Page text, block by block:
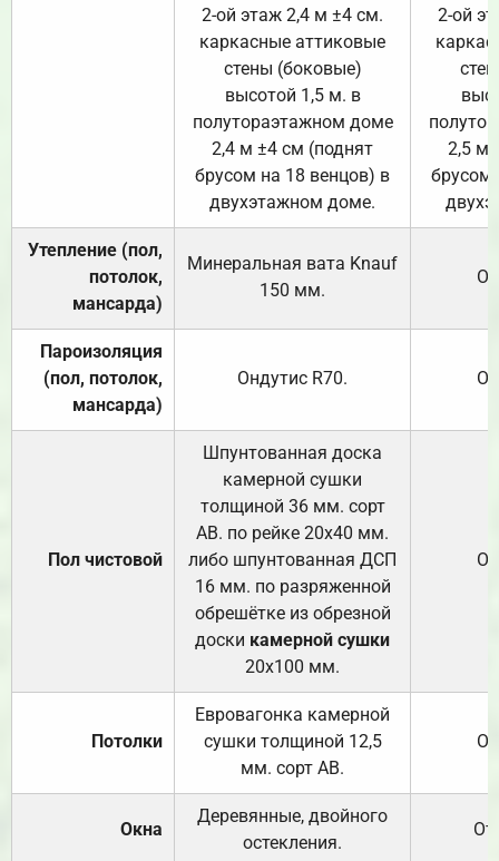
2-ой этаж 2,4 м ±4 см.
каркасные аттиковые
стены (боковые)
высотой 1,5 м. в
полутораэтажном доме
2,4 м ±4 см (поднят
брусом на 18 венцов) в
двухэтажном доме.
2-ой
2,5 м
брусом
Утепление (пол,
потолок,
мансарда)
Минеральная вата Knauf
150 мм.
Пароизоляция
(пол, потолок,
мансарда)
Ондутис R70.
Пол чистовой
Шпунтованная доска
камерной сушки
толщиной 36 мм. сорт
АВ. по рейке 20х40 мм.
либо шпунтованная ДСП
16 мм. по разряженной
обрешётке из обрезной
доски камерной сушки
20х100 мм.
Потолки
Евровагонка камерной
сушки толщиной 12,5
мм. сорт АВ.
Окна
Деревянные, двойного
остекления.